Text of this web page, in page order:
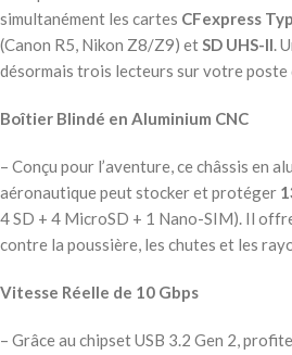
simultanément les cartes CFexpress
(Canon R5, Nikon Z8/Z9) etSD UHS-II.
désormais trois lecteurs sur votre poste
Boîtier Blindé en Aluminium CNC
– Conçu pour l’aventure, ce châssis en
aéronautique peut stocker et protéger
4 SD + 4 MicroSD + 1 Nano-SIM). Il
contre la poussière, les chutes et les
Vitesse Réelle de 10 Gbps
– Grâce au chipset USB 3.2 Gen 2,